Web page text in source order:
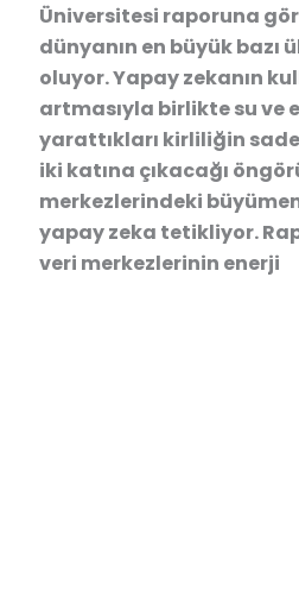
Üniversitesi raporuna
dünyanın en büyük bazı
oluyor. Yapay zekanın
artmasıyla birlikte su ve
yarattıkları kirliliğin
iki katına çıkacağı
merkezlerindeki
yapay zeka tetikliyor.
veri merkezlerinin enerji